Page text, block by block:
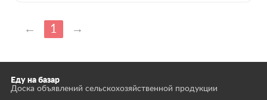
← 1 →
Еду на базар
Доска объявлений сельскохозяйственной продукции